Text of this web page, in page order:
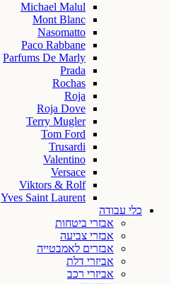
Michael Malul
Mont Blanc
Nasomatto
Paco Rabbane
Parfums De Marly
Prada
Rochas
Roja
Roja Dove
Terry Mugler
Tom Ford
Trusardi
Valentino
Versace
Viktors & Rolf
Yves Saint Laurent
כלי עבודה
אבזרי ביטחות
אבזרי צביעה
אבזרים לאמבטייה
אביזרי דלת
אביזרי רכב